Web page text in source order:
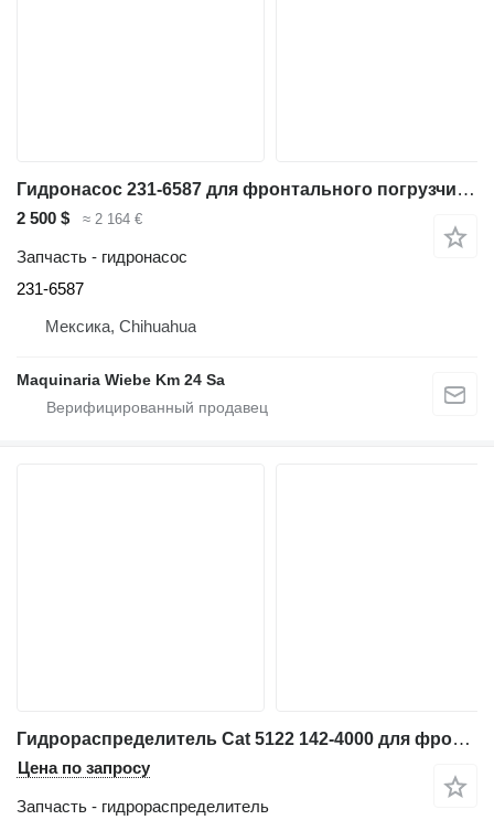
Гидронасос 231-6587 для фронтального погрузчика Caterpillar 962G
2 500 $ ≈ 2 164 €
Запчасть - гидронасос
231-6587
Мексика, Chihuahua
Maquinaria Wiebe Km 24 Sa
Гидрораспределитель Cat 5122 142-4000 для фронтального погрузчика Caterpillar 962G
Цена по запросу
Запчасть - гидрораспределитель